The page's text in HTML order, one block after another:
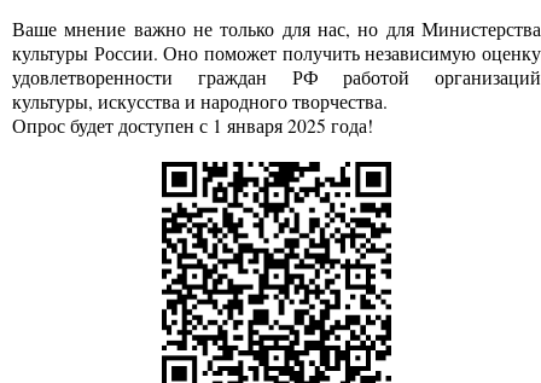
Ваше мнение важно не только для нас, но для Министерства
культуры России. Оно поможет получить независимую оценку
удовлетворенности граждан РФ работой организаций
культуры, искусства и народного творчества.
Опрос будет доступен с 1 января 2025 года!